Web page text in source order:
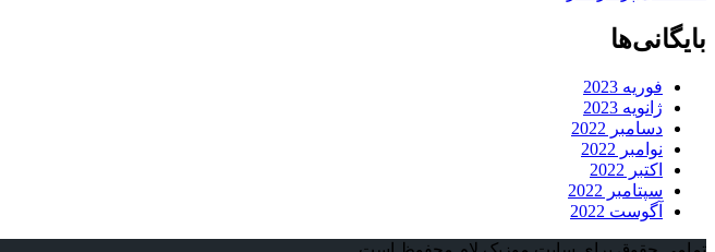
بایگانی‌ها
فوریه 2023
ژانویه 2023
دسامبر 2022
نوامبر 2022
اکتبر 2022
سپتامبر 2022
آگوست 2022